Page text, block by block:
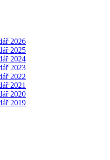
2026
2025
2024
2023
2022
2021
2020
2019